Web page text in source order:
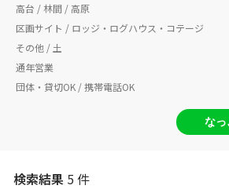
高台 / 林間 / 高原
区画サイト / ロッジ・ログハウス・コテージ
その他 / 土
通年営業
団体・貸切OK / 携帯電話OK
な
検索結果 5 件